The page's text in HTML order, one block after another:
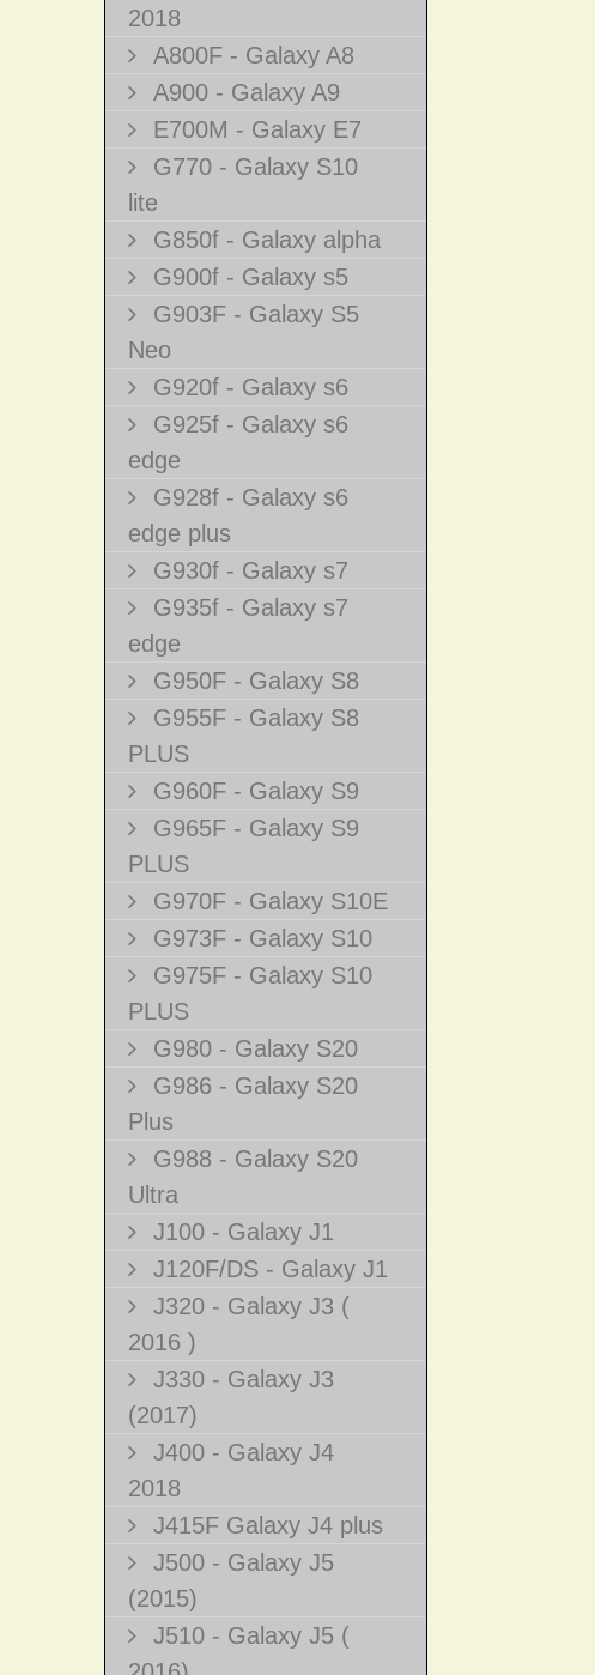
2018
A800F - Galaxy A8
A900 - Galaxy A9
E700M - Galaxy E7
G770 - Galaxy S10
lite
G850f - Galaxy alpha
G900f - Galaxy s5
G903F - Galaxy S5
Neo
G920f - Galaxy s6
G925f - Galaxy s6
edge
G928f - Galaxy s6
edge plus
G930f - Galaxy s7
G935f - Galaxy s7
edge
G950F - Galaxy S8
G955F - Galaxy S8
PLUS
G960F - Galaxy S9
G965F - Galaxy S9
PLUS
G970F - Galaxy S10E
G973F - Galaxy S10
G975F - Galaxy S10
PLUS
G980 - Galaxy S20
G986 - Galaxy S20
Plus
G988 - Galaxy S20
Ultra
J100 - Galaxy J1
J120F/DS - Galaxy J1
J320 - Galaxy J3 (
2016 )
J330 - Galaxy J3
(2017)
J400 - Galaxy J4
2018
J415F Galaxy J4 plus
J500 - Galaxy J5
(2015)
J510 - Galaxy J5 (